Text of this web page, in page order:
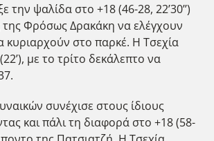
την ψαλίδα στο +18 (46-28, 22’30’’)
της Φρόσως Δρακάκη να ελέγχουν
κυριαρχούν στο παρκέ. Η Τσεχία
με το τρίτο δεκάλεπτο να
συνέχισε στους ίδιους
και πάλι τη διαφορά στο +18 (58-